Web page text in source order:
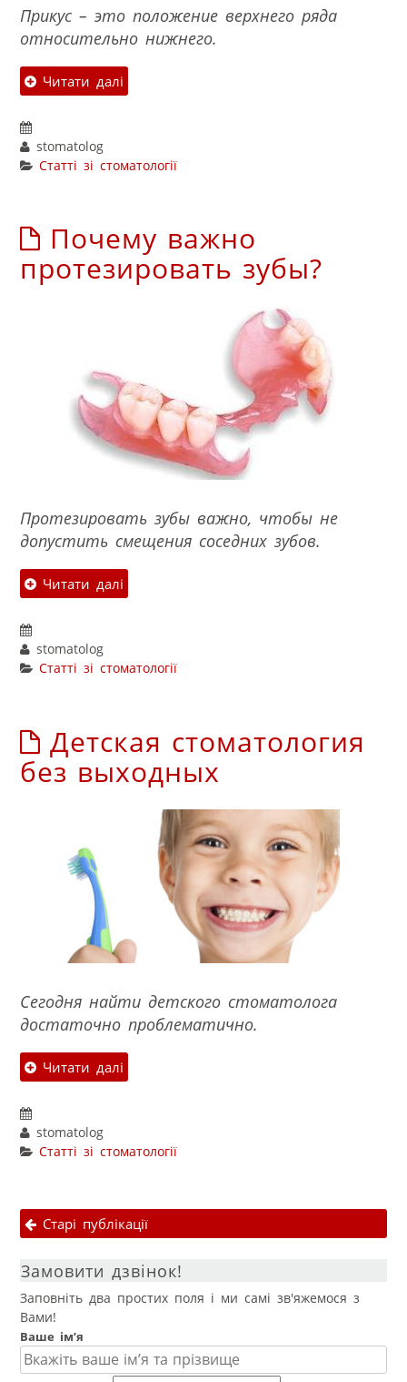
Прикус – это положение верхнего ряда
относительно нижнего.
Читати далі
stomatolog
Статті зі стоматології
Почему важно
протезировать зубы?
Протезировать зубы важно, чтобы не
допустить смещения соседних зубов.
Читати далі
stomatolog
Статті зі стоматології
Детская стоматология
без выходных
Сегодня найти детского стоматолога
достаточно проблематично.
Читати далі
stomatolog
Статті зі стоматології
Навігація публікаціями
Старі публікації
Замовити дзвінок!
Заповніть два простих поля і ми самі зв'яжемося з
Вами!
Ваше ім’я